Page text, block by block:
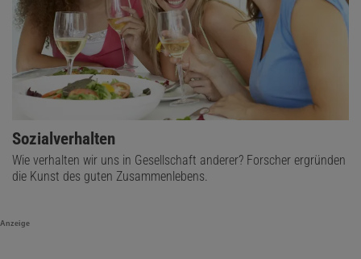
Sozialverhalten
Wie verhalten wir uns in Gesellschaft anderer? Forscher ergründen
die Kunst des guten Zusammenlebens.
Anzeige